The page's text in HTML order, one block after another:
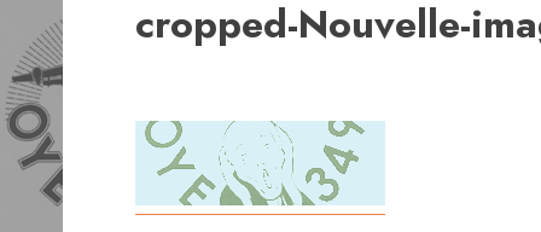
cropped-Nouvelle-